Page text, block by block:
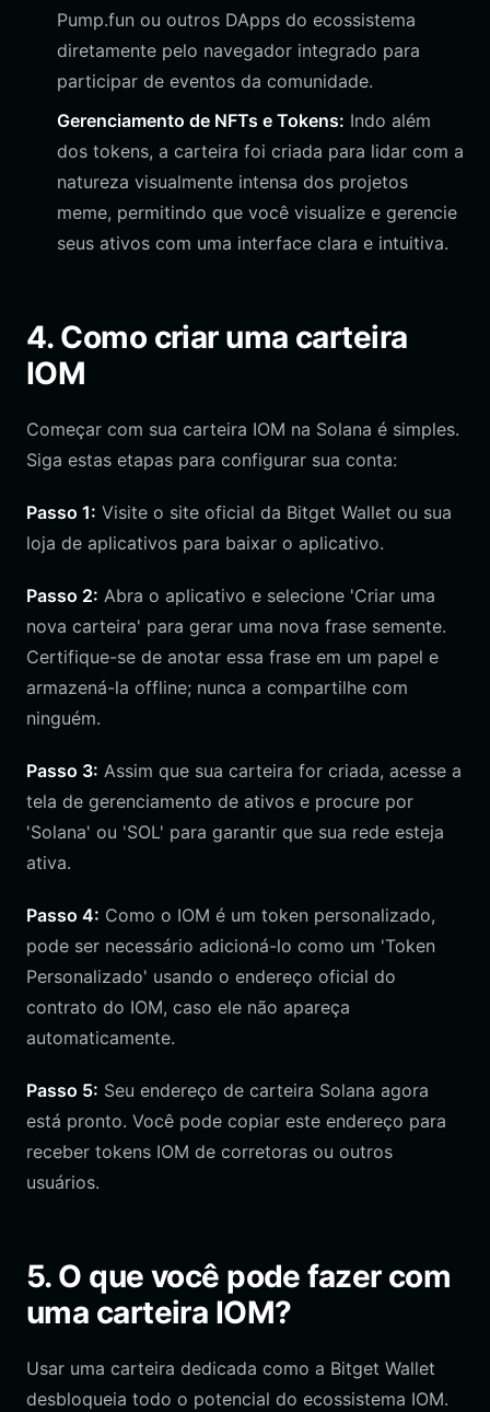
Pump.fun ou outros DApps do ecossistema
diretamente pelo navegador integrado para
participar de eventos da comunidade.
Gerenciamento de NFTs e Tokens: Indo além
dos tokens, a carteira foi criada para lidar com a
natureza visualmente intensa dos projetos
meme, permitindo que você visualize e gerencie
seus ativos com uma interface clara e intuitiva.
4. Como criar uma carteira
IOM
Começar com sua carteira IOM na Solana é simples.
Siga estas etapas para configurar sua conta:
Passo 1: Visite o site oficial da Bitget Wallet ou sua
loja de aplicativos para baixar o aplicativo.
Passo 2: Abra o aplicativo e selecione 'Criar uma
nova carteira' para gerar uma nova frase semente.
Certifique-se de anotar essa frase em um papel e
armazená-la offline; nunca a compartilhe com
ninguém.
Passo 3: Assim que sua carteira for criada, acesse a
tela de gerenciamento de ativos e procure por
'Solana' ou 'SOL' para garantir que sua rede esteja
ativa.
Passo 4: Como o IOM é um token personalizado,
pode ser necessário adicioná-lo como um 'Token
Personalizado' usando o endereço oficial do
contrato do IOM, caso ele não apareça
automaticamente.
Passo 5: Seu endereço de carteira Solana agora
está pronto. Você pode copiar este endereço para
receber tokens IOM de corretoras ou outros
usuários.
5. O que você pode fazer com
uma carteira IOM?
Usar uma carteira dedicada como a Bitget Wallet
desbloqueia todo o potencial do ecossistema IOM.